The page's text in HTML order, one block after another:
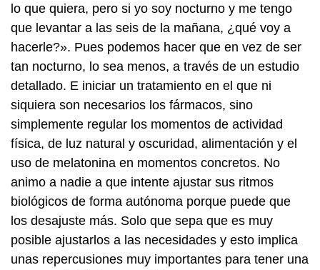
lo que quiera, pero si yo soy nocturno y me tengo
que levantar a las seis de la mañana, ¿qué voy a
hacerle?». Pues podemos hacer que en vez de ser
tan nocturno, lo sea menos, a través de un estudio
detallado. E iniciar un tratamiento en el que ni
siquiera son necesarios los fármacos, sino
simplemente regular los momentos de actividad
física, de luz natural y oscuridad, alimentación y el
uso de melatonina en momentos concretos. No
animo a nadie a que intente ajustar sus ritmos
biológicos de forma autónoma porque puede que
los desajuste más. Solo que sepa que es muy
posible ajustarlos a las necesidades y esto implica
unas repercusiones muy importantes para tener una